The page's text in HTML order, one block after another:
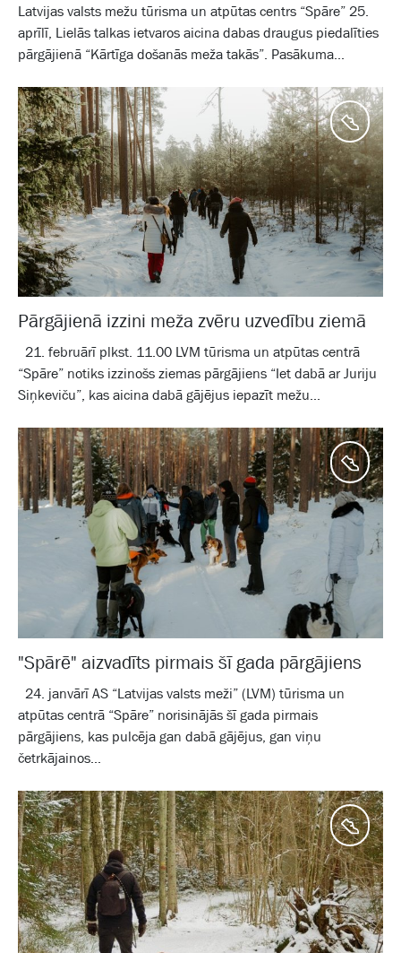
Latvijas valsts mežu tūrisma un atpūtas centrs “Spāre” 25.
aprīlī, Lielās talkas ietvaros aicina dabas draugus piedalīties
pārgājienā “Kārtīga došanās meža takās”. Pasākuma...
Pārgājienā izzini meža zvēru uzvedību ziemā
21. februārī plkst. 11.00 LVM tūrisma un atpūtas centrā
“Spāre” notiks izzinošs ziemas pārgājiens “Iet dabā ar Juriju
Siņkeviču”, kas aicina dabā gājējus iepazīt mežu...
"Spārē" aizvadīts pirmais šī gada pārgājiens
24. janvārī AS “Latvijas valsts meži” (LVM) tūrisma un
atpūtas centrā “Spāre” norisinājās šī gada pirmais
pārgājiens, kas pulcēja gan dabā gājējus, gan viņu
četrkājainos...